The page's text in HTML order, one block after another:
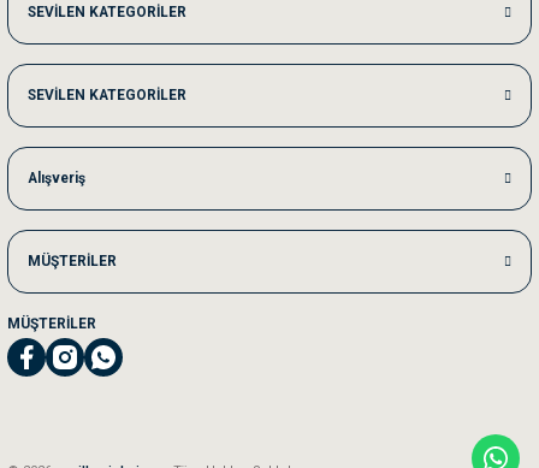
Akşam verdiğim sipariş bir sonraki gün elime ulaştı. Jack russell köpeğim
Ka***** Ar******
SEVİLEN KATEGORİLER
SEVİLEN KATEGORİLER
Alışveriş
MÜŞTERİLER
MÜŞTERİLER